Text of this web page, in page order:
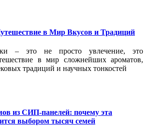
в Мир Вкусов и Традиций
– это не просто увлечение, это
в мир сложнейших ароматов,
традиций и научных тонкостей
из СИП-панелей: почему эта
выбором тысяч семей